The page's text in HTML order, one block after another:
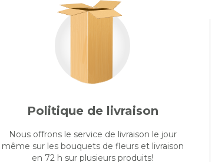
Politique de livraison
Nous offrons le service de livraison le jour
même sur les bouquets de fleurs et livraison
en 72 h sur plusieurs produits!